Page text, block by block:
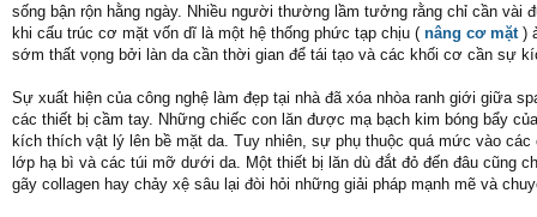
sống bận rộn hằng ngày. Nhiều người thường lầm tưởng rằng chỉ cần
khi cấu trúc cơ mặt vốn dĩ là một hệ thống phức tạp chịu ( nâng cơ mặt)
sớm thất vọng bởi làn da cần thời gian để tái tạo và các khối cơ cần sự
Sự xuất hiện của công nghệ làm đẹp tại nhà đã xóa nhòa ranh giới giữa
các thiết bị cầm tay. Những chiếc con lăn được mạ bạch kim bóng bẩy
kích thích vật lý lên bề mặt da. Tuy nhiên, sự phụ thuộc quá mức vào
lớp hạ bì và các túi mỡ dưới da. Một thiết bị lăn dù đắt đỏ đến đâu cũng
gãy collagen hay chảy xệ sâu lại đòi hỏi những giải pháp mạnh mẽ và